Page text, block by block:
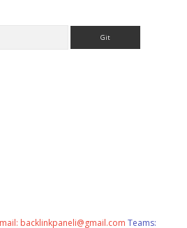
backlinkpaneli@gmail.com Teams: